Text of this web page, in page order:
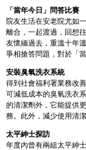
「當年今日」問答比賽
院友生活在安老院尤如
離合，一起渡過，回想
友懷緬過去，重溫十年
爭相搶答問題，對於「
安裝臭氧洗衣系統
得到社會福利署業務改
可減低成本的臭氧洗衣
的清潔劑外，它能提供
務。此外，減少使用清
太平紳士探訪
年度內曾有兩組太平紳